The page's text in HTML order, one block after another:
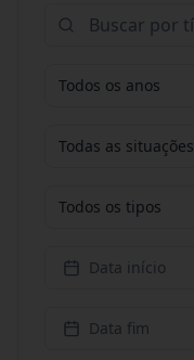
Todos os anos
Todas as situações
Todos os tipos
Data início
Data fim